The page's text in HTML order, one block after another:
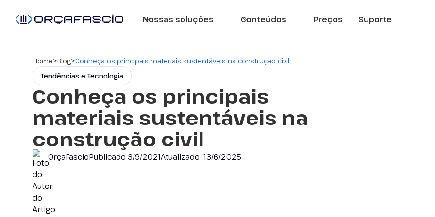
Nossas soluções Conteúdos Preços Suporte
Home>Blog>Conheça os principais materiais sustentáveis na construção civil
Tendências e Tecnologia
Conheça os principais
materiais sustentáveis na
construção civil
OrçaFascioPublicado 3/9/2021Atualizado13/6/2025